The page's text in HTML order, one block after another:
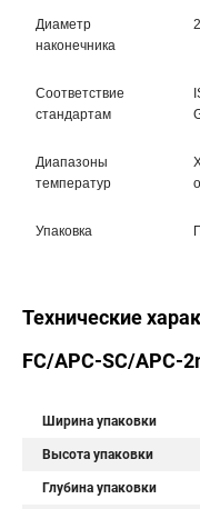
Диаметр
наконечника
Соответствие
стандартам
Диапазоны
температур
Упаковка
Технические
FC/APC-SC/APC-
Ширина упаковки
Высота упаковки
Глубина упаковки